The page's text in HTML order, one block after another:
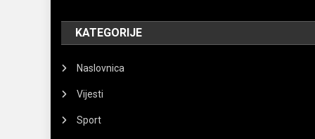
KATEGORIJE
Naslovnica
Vijesti
Sport